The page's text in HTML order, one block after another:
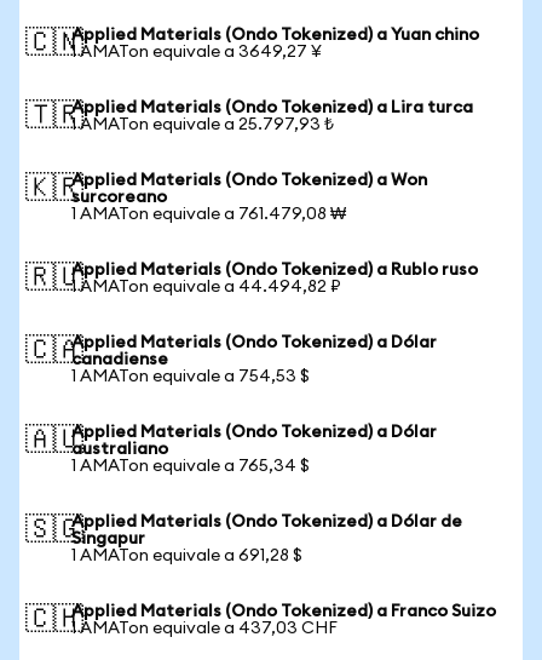
🇨🇳Applied Materials (Ondo Tokenized) a Yuan chino
1 AMATon equivale a 3649,27 ¥
🇹🇷Applied Materials (Ondo Tokenized) a Lira turca
1 AMATon equivale a 25.797,93 ₺
🇰🇷Applied Materials (Ondo Tokenized) a Won
surcoreano
1 AMATon equivale a 761.479,08 ₩
🇷🇺Applied Materials (Ondo Tokenized) a Rublo ruso
1 AMATon equivale a 44.494,82 ₽
🇨🇦Applied Materials (Ondo Tokenized) a Dólar
canadiense
1 AMATon equivale a 754,53 $
🇦🇺Applied Materials (Ondo Tokenized) a Dólar
australiano
1 AMATon equivale a 765,34 $
🇸🇬Applied Materials (Ondo Tokenized) a Dólar de
Singapur
1 AMATon equivale a 691,28 $
🇨🇭Applied Materials (Ondo Tokenized) a Franco Suizo
1 AMATon equivale a 437,03 CHF